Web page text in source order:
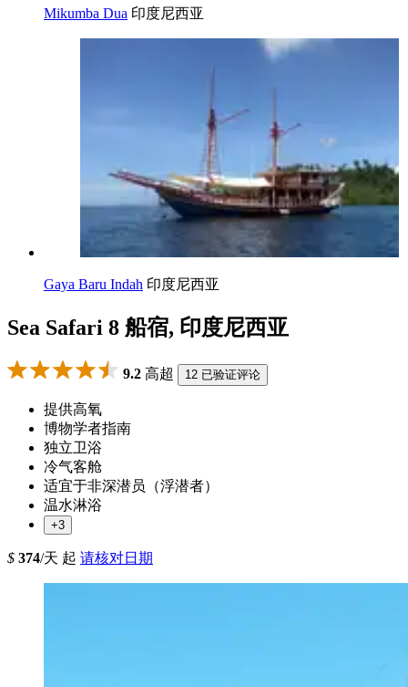
Mikumba Dua 印度尼西亚
Gaya Baru Indah 印度尼西亚
Sea Safari 8 船宿, 印度尼西亚
9.2 高超 12 已验证评论
提供高氧
博物学者指南
独立卫浴
冷气客舱
适宜于非深潜员（浮潜者）
温水淋浴
+3
$ 374/天 起 请核对日期